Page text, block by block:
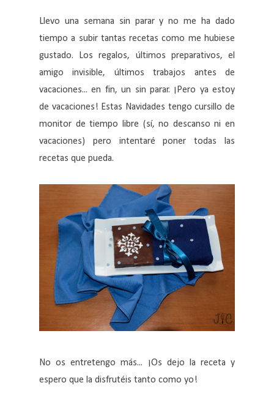
Llevo una semana sin parar y no me ha dado
tiempo a subir tantas recetas como me hubiese
gustado. Los regalos, últimos preparativos, el
amigo invisible, últimos trabajos antes de
vacaciones... en fin, un sin parar. ¡Pero ya estoy
de vacaciones! Estas Navidades tengo cursillo de
monitor de tiempo libre (sí, no descanso ni en
vacaciones) pero intentaré poner todas las
recetas que pueda.
No os entretengo más... ¡Os dejo la receta y
espero que la disfrutéis tanto como yo!